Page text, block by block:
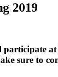
2019
sure to